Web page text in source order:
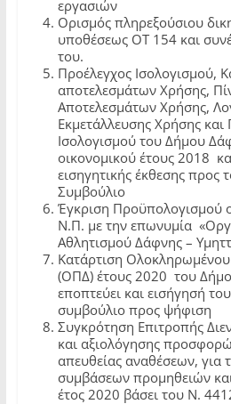
εργασιών
Ορισμός πληρεξούσιου
υποθέσεως ΟΤ 154 και
του.
Προέλεγχος Ισολογισμού,
αποτελεσμάτων Χρήσης,
Αποτελεσμάτων Χρήσης,
Εκμετάλλευσης Χρήσης
Ισολογισμού του Δήμου
οικονομικού έτους 2018
εισηγητικής έκθεσης προς
Συμβούλιο
Έγκριση Προϋπολογισμού
Ν.Π. με την επωνυμία
Αθλητισμού Δάφνης –
Κατάρτιση
(ΟΠΔ) έτους 2020 του
εποπτεύει και εισήγησή
συμβούλιο προς ψήφιση
Συγκρότηση Επιτροπής
και αξιολόγησης
απευθείας αναθέσεων,
συμβάσεων προμηθειών
έτος 2020 βάσει του Ν.